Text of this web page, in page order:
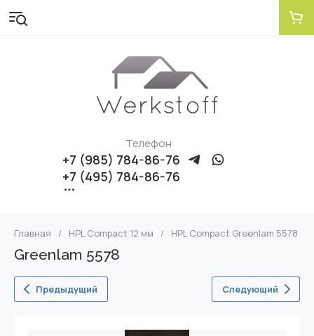
Телефон
+7 (985) 784-86-76
+7 (495) 784-86-76
Главная / HPL Compact 12 мм / HPL Compact Greenlam 5578
Greenlam 5578
Предыдущий Следующий